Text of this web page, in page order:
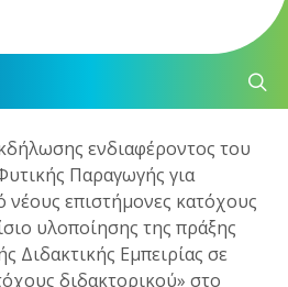
ενδιαφέροντος του
Παραγωγής για
επιστήμονες κατόχους
υλοποίησης της πράξης
Διδακτικής Εμπειρίας σε
διδακτορικού» στο